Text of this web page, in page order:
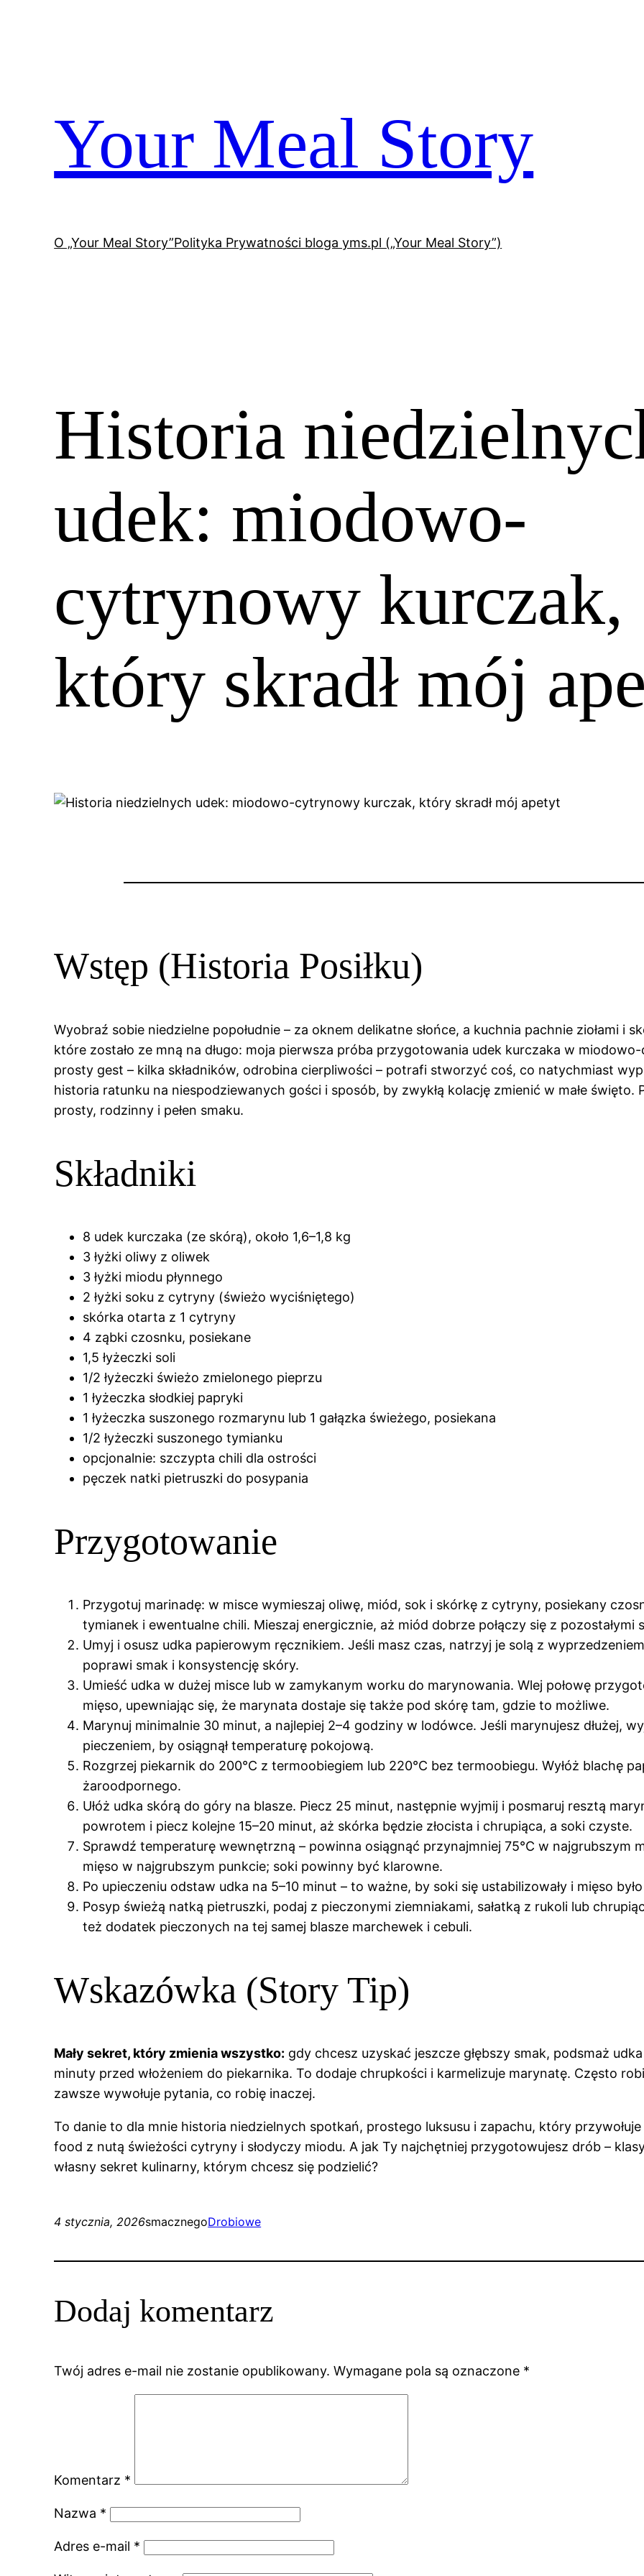
Your Meal Story
O „Your Meal Story”Polityka Prywatności bloga yms.pl („Your Meal Story”)
Historia
udek: miodowo-
cytrynowy kurczak,
który skradł mój
Wstęp (Historia Posiłku)
Wyobraź sobie niedzielne popołudnie – za oknem delikatne słońce, a kuchnia pachnie ziołami i
które zostało ze mną na długo: moja pierwsza próba przygotowania udek kurczaka w
prosty gest – kilka składników, odrobina cierpliwości – potrafi stworzyć coś, co natychmiast
historia ratunku na niespodziewanych gości i sposób, by zwykłą kolację zmienić w małe święto.
prosty, rodzinny i pełen smaku.
Składniki
8 udek kurczaka (ze skórą), około 1,6–1,8 kg
3 łyżki oliwy z oliwek
3 łyżki miodu płynnego
2 łyżki soku z cytryny (świeżo wyciśniętego)
skórka otarta z 1 cytryny
4 ząbki czosnku, posiekane
1,5 łyżeczki soli
1/2 łyżeczki świeżo zmielonego pieprzu
1 łyżeczka słodkiej papryki
1 łyżeczka suszonego rozmarynu lub 1 gałązka świeżego, posiekana
1/2 łyżeczki suszonego tymianku
opcjonalnie: szczypta chili dla ostrości
pęczek natki pietruszki do posypania
Przygotowanie
Przygotuj marinadę: w misce wymieszaj oliwę, miód, sok i skórkę z cytryny, posiekany
tymianek i ewentualne chili. Mieszaj energicznie, aż miód dobrze połączy się z pozostałymi
Umyj i osusz udka papierowym ręcznikiem. Jeśli masz czas, natrzyj je solą z
poprawi smak i konsystencję skóry.
Umieść udka w dużej misce lub w zamykanym worku do marynowania. Wlej połowę
mięso, upewniając się, że marynata dostaje się także pod skórę tam, gdzie to możliwe.
Marynuj minimalnie 30 minut, a najlepiej 2–4 godziny w lodówce. Jeśli marynujesz dłużej,
pieczeniem, by osiągnął temperaturę pokojową.
Rozgrzej piekarnik do 200°C z termoobiegiem lub 220°C bez termoobiegu. Wyłóż blachę
żaroodpornego.
Ułóż udka skórą do góry na blasze. Piecz 25 minut, następnie wyjmij i posmaruj resztą
powrotem i piecz kolejne 15–20 minut, aż skórka będzie złocista i chrupiąca, a soki czyste.
Sprawdź temperaturę wewnętrzną – powinna osiągnąć przynajmniej 75°C w najgrubszym
mięso w najgrubszym punkcie; soki powinny być klarowne.
Po upieczeniu odstaw udka na 5–10 minut – to ważne, by soki się ustabilizowały i mięso
Posyp świeżą natką pietruszki, podaj z pieczonymi ziemniakami, sałatką z rukoli lub
też dodatek pieczonych na tej samej blasze marchewek i cebuli.
Wskazówka (Story Tip)
Mały sekret, który zmienia wszystko: gdy chcesz uzyskać jeszcze głębszy smak, podsmaż
minuty przed włożeniem do piekarnika. To dodaje chrupkości i karmelizuje marynatę. Często
zawsze wywołuje pytania, co robię inaczej.
To danie to dla mnie historia niedzielnych spotkań, prostego luksusu i zapachu, który
food z nutą świeżości cytryny i słodyczy miodu. A jak Ty najchętniej przygotowujesz drób –
własny sekret kulinarny, którym chcesz się podzielić?
4 stycznia, 2026smacznegoDrobiowe
Dodaj komentarz
Twój adres e-mail nie zostanie opublikowany. Wymagane pola są oznaczone *
Komentarz *
Nazwa *
Adres e-mail *